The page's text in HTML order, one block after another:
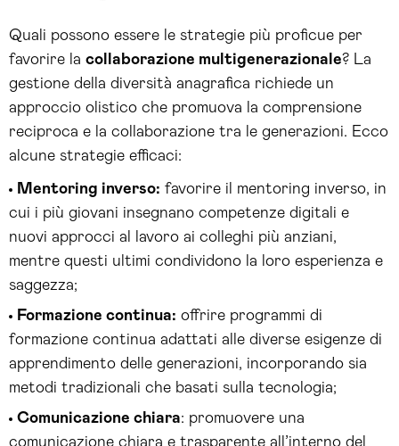
Quali possono essere le strategie più proficue per
favorire la collaborazione multigenerazionale? La
gestione della diversità anagrafica richiede un
approccio olistico che promuova la comprensione
reciproca e la collaborazione tra le generazioni. Ecco
alcune strategie efficaci:
Mentoring inverso: favorire il mentoring inverso, in
cui i più giovani insegnano competenze digitali e
nuovi approcci al lavoro ai colleghi più anziani,
mentre questi ultimi condividono la loro esperienza e
saggezza;
Formazione continua: offrire programmi di
formazione continua adattati alle diverse esigenze di
apprendimento delle generazioni, incorporando sia
metodi tradizionali che basati sulla tecnologia;
Comunicazione chiara: promuovere una
comunicazione chiara e trasparente all’interno del